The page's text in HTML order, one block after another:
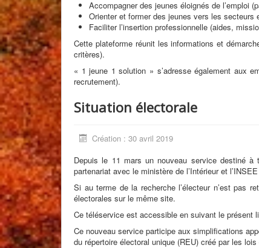
Accompagner des jeunes éloignés de l’emploi
Orienter et former des jeunes vers les
Faciliter l’insertion professionnelle (aides,
Cette plateforme réunit les informations et
critères).
« 1 jeune 1 solution » s’adresse également aux
recrutement).
Situation électorale
Création : 30 avril 2019
Depuis le 11 mars un nouveau service destiné
partenariat avec le ministère de l’Intérieur et
Si au terme de la recherche l’électeur n’est pas
électorales sur le même site.
Ce téléservice est accessible en suivant le présent
Ce nouveau service participe aux simplifications
du répertoire électoral unique (REU) créé par les